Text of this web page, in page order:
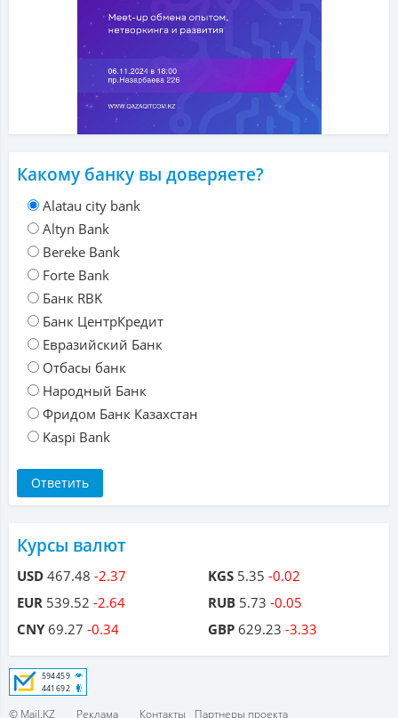
Какому банку вы доверяете?
Alatau city bank
Altyn Bank
Bereke Bank
Forte Bank
Банк RBK
Банк ЦентрКредит
Евразийский Банк
Отбасы банк
Народный Банк
Фридом Банк Казахстан
Kaspi Bank
Курсы валют
USD 467.48 -2.37
EUR 539.52 -2.64
CNY69.27 -0.34
KGS 5.35 -0.02
RUB 5.73 -0.05
GBP 629.23 -3.33
© Mail.KZ Реклама Контакты Партнеры проекта